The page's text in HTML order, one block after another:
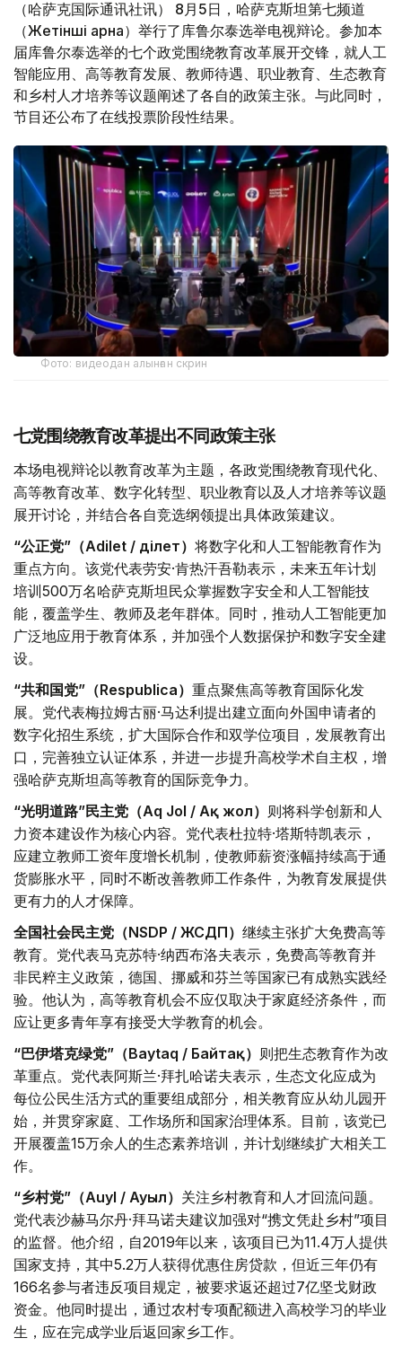
（哈萨克国际通讯社讯） 8月5日，哈萨克斯坦第七频道
（Жетінші арна）举行了库鲁尔泰选举电视辩论。参加本
届库鲁尔泰选举的七个政党围绕教育改革展开交锋，就人工
智能应用、高等教育发展、教师待遇、职业教育、生态教育
和乡村人才培养等议题阐述了各自的政策主张。与此同时，
节目还公布了在线投票阶段性结果。
Фото: видеодан алынған скрин
七党围绕教育改革提出不同政策主张
本场电视辩论以教育改革为主题，各政党围绕教育现代化、
高等教育改革、数字化转型、职业教育以及人才培养等议题
展开讨论，并结合各自竞选纲领提出具体政策建议。
“公正党”（Adilet / Әділет） 将数字化和人工智能教育作为
重点方向。该党代表劳安·肯热汗吾勒表示，未来五年计划
培训500万名哈萨克斯坦民众掌握数字安全和人工智能技
能，覆盖学生、教师及老年群体。同时，推动人工智能更加
广泛地应用于教育体系，并加强个人数据保护和数字安全建
设。
“共和国党”（Respublica） 重点聚焦高等教育国际化发
展。党代表梅拉姆古丽·马达利提出建立面向外国申请者的
数字化招生系统，扩大国际合作和双学位项目，发展教育出
口，完善独立认证体系，并进一步提升高校学术自主权，增
强哈萨克斯坦高等教育的国际竞争力。
“光明道路”民主党（Aq Jol / Ақ жол） 则将科学创新和人
力资本建设作为核心内容。党代表杜拉特·塔斯特凯表示，
应建立教师工资年度增长机制，使教师薪资涨幅持续高于通
货膨胀水平，同时不断改善教师工作条件，为教育发展提供
更有力的人才保障。
全国社会民主党（NSDP / ЖСДП） 继续主张扩大免费高等
教育。党代表马克苏特·纳西布洛夫表示，免费高等教育并
非民粹主义政策，德国、挪威和芬兰等国家已有成熟实践经
验。他认为，高等教育机会不应仅取决于家庭经济条件，而
应让更多青年享有接受大学教育的机会。
“巴伊塔克绿党”（Baytaq / Байтақ） 则把生态教育作为改
革重点。党代表阿斯兰·拜扎哈诺夫表示，生态文化应成为
每位公民生活方式的重要组成部分，相关教育应从幼儿园开
始，并贯穿家庭、工作场所和国家治理体系。目前，该党已
开展覆盖15万余人的生态素养培训，并计划继续扩大相关工
作。
“乡村党”（Auyl / Ауыл） 关注乡村教育和人才回流问题。
党代表沙赫马尔丹·拜马诺夫建议加强对“携文凭赴乡村”项目
的监督。他介绍，自2019年以来，该项目已为11.4万人提供
国家支持，其中5.2万人获得优惠住房贷款，但近三年仍有
166名参与者违反项目规定，被要求返还超过7亿坚戈财政
资金。他同时提出，通过农村专项配额进入高校学习的毕业
生，应在完成学业后返回家乡工作。